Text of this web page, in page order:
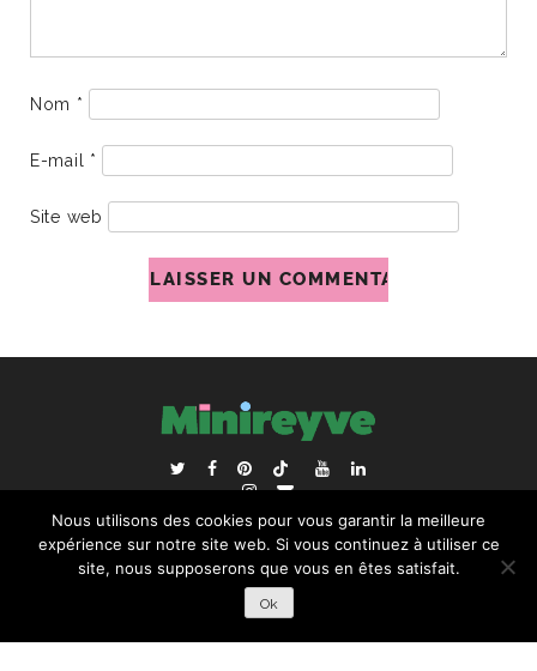
Nom *
E-mail *
Site web
ACCUEIL BLOGROLL
RECHERCHER :
Nous utilisons des cookies pour vous garantir la meilleure
expérience sur notre site web. Si vous continuez à utiliser ce
site, nous supposerons que vous en êtes satisfait.
Ok